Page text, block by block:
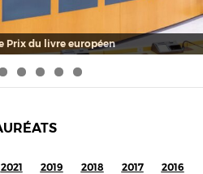
Prix du livre européen pour son livre
, remercie le jury en vidéo
2021 2019 2018 2017
2016